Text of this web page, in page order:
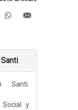
Santi.
Social y